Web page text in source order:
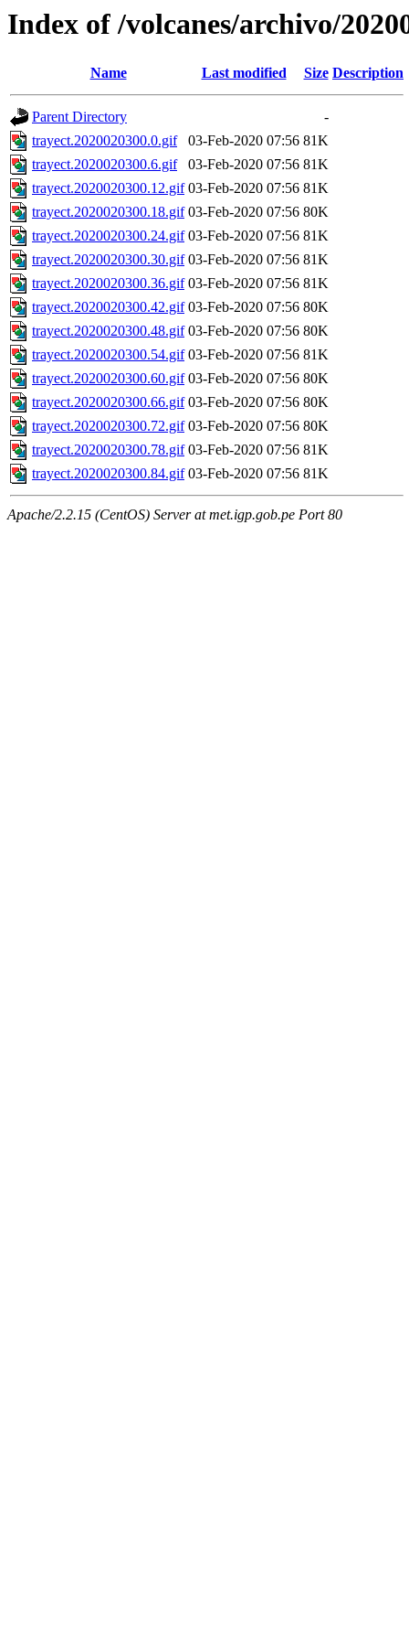
Index of /volcanes/archivo/
Name Last modified Size Description
Parent Directory
-
trayect.2020020300.0.gif
03-Feb-2020 07:56 81K
trayect.2020020300.6.gif
03-Feb-2020 07:56 81K
trayect.2020020300.12.gif 03-Feb-2020 07:56 81K
trayect.2020020300.18.gif 03-Feb-2020 07:56 80K
trayect.2020020300.24.gif 03-Feb-2020 07:56 81K
trayect.2020020300.30.gif 03-Feb-2020 07:56 81K
trayect.2020020300.36.gif 03-Feb-2020 07:56 81K
trayect.2020020300.42.gif 03-Feb-2020 07:56 80K
trayect.2020020300.48.gif 03-Feb-2020 07:56 80K
trayect.2020020300.54.gif 03-Feb-2020 07:56 81K
trayect.2020020300.60.gif 03-Feb-2020 07:56 80K
trayect.2020020300.66.gif 03-Feb-2020 07:56 80K
trayect.2020020300.72.gif 03-Feb-2020 07:56 80K
trayect.2020020300.78.gif 03-Feb-2020 07:56 81K
trayect.2020020300.84.gif 03-Feb-2020 07:56 81K
Apache/2.2.15 (CentOS) Server at met.igp.gob.pe Port 80